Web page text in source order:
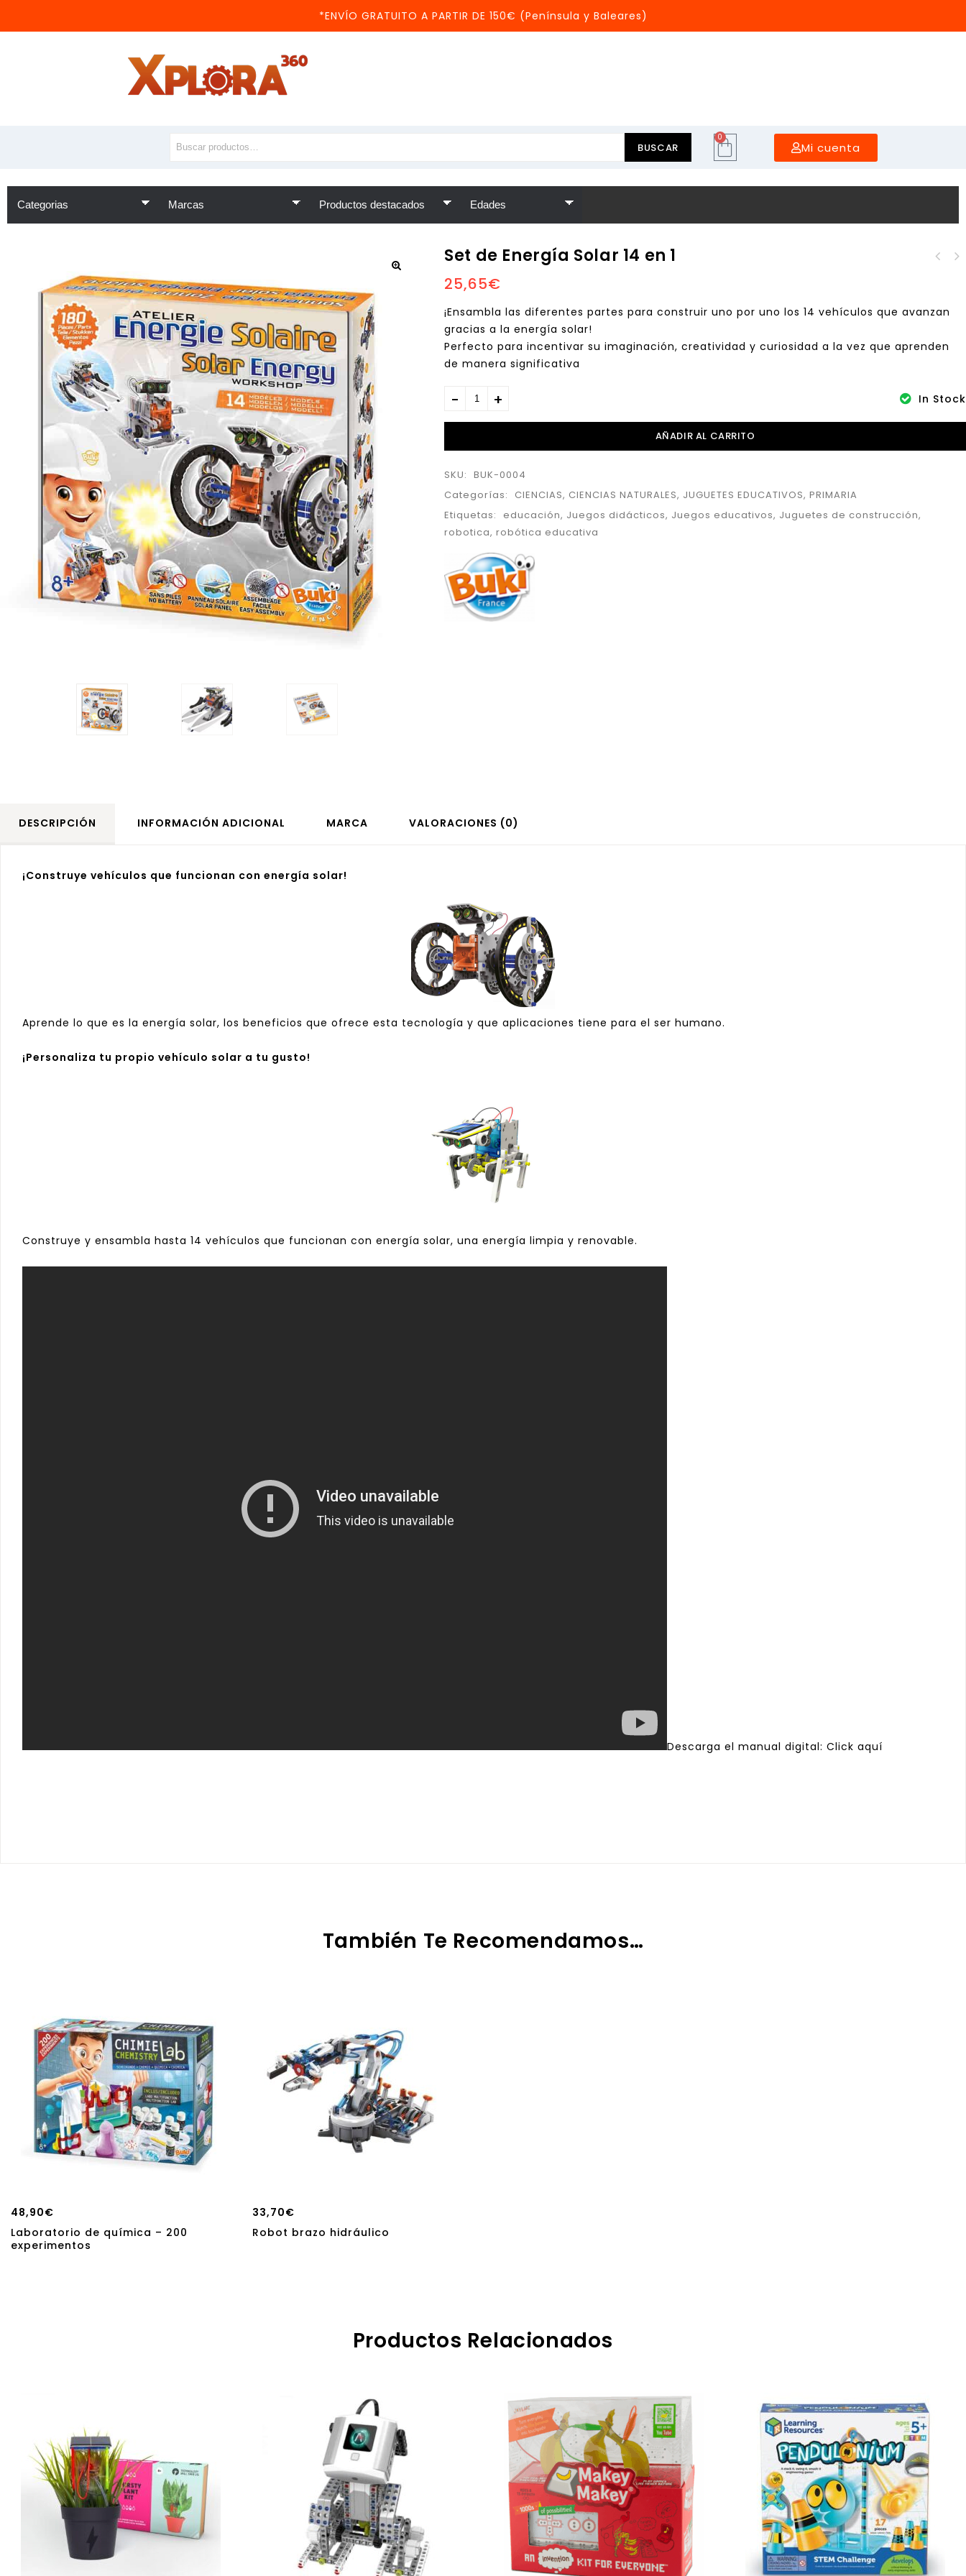
*ENVÍO GRATUITO A PARTIR DE 150€ (Península y Baleares)
BUSCAR
0
Mi cuenta
Set de Energía Solar 14 en 1
25,65€
¡Ensambla las diferentes partes para construir uno por uno los 14 vehículos que avanzan
gracias a la energía solar!
Perfecto para incentivar su imaginación, creatividad y curiosidad a la vez que aprenden
de manera significativa
In Stock
AÑADIR AL CARRITO
SKU: BUK-0004
Categorías:
CIENCIAS, CIENCIAS NATURALES, JUGUETES EDUCATIVOS,PRIMARIA
Etiquetas:
educación, Juegos didácticos, Juegos educativos, Juguetes de construcción,
robotica,robótica educativa
DESCRIPCIÓN INFORMACIÓN ADICIONAL MARCA VALORACIONES (0)
¡Construye vehículos que funcionan con energía solar!
Aprende lo que es la energía solar, los beneficios que ofrece esta tecnología y que aplicaciones tiene para el ser humano.
¡Personaliza tu propio vehículo solar a tu gusto!
Construye y ensambla hasta 14 vehículos que funcionan con energía solar, una energía limpia y renovable.
Descarga el manual digital: Click aquí
También Te Recomendamos…
48,90€
Laboratorio de química – 200
experimentos
33,70€
Robot brazo hidráulico
Productos Relacionados